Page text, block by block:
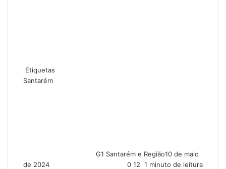
Etiquetas
Santarém
G1 Santarém e Região10 de maio
de 2024
0 12 1 minuto de leitura